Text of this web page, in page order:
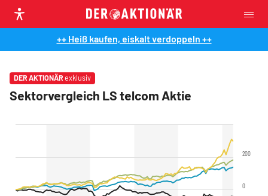
++ Heiß kaufen, eiskalt verdoppeln ++
DER AKTIONÄR exklusiv
Sektorvergleich LS telcom Aktie
0
200